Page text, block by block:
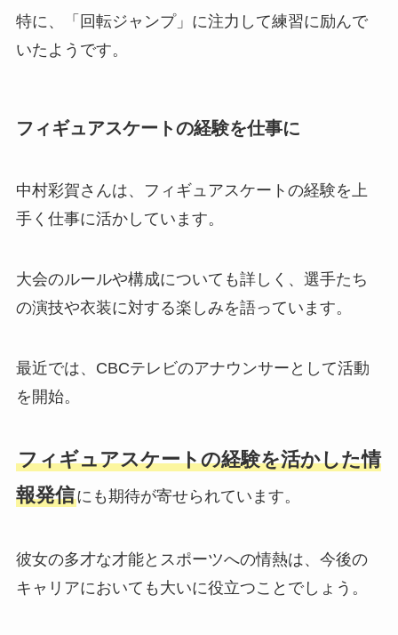
特に、「回転ジャンプ」に注力して練習に励んで
いたようです。
フィギュアスケートの経験を仕事に
中村彩賀さんは、フィギュアスケートの経験を上
手く仕事に活かしています。
大会のルールや構成についても詳しく、選手たち
の演技や衣装に対する楽しみを語っています。
最近では、CBCテレビのアナウンサーとして活動
を開始。
フィギュアスケートの経験を活かした情
報発信にも期待が寄せられています。
彼女の多才な才能とスポーツへの情熱は、今後の
キャリアにおいても大いに役立つことでしょう。